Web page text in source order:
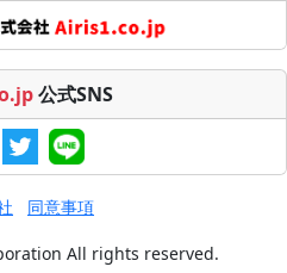
公式SNS
同意事項
All rights reserved.